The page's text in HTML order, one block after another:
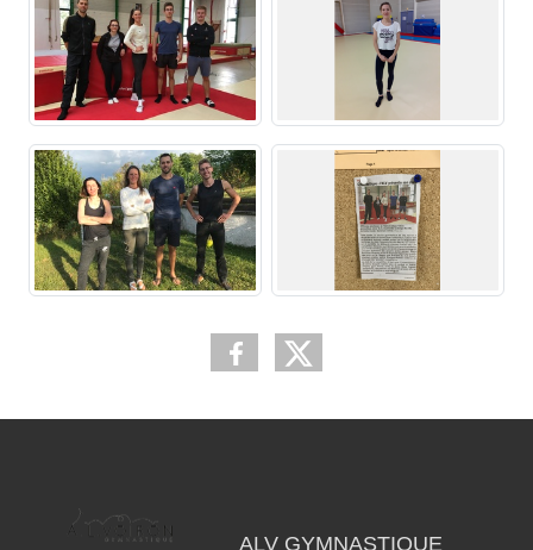
ALV GYMNASTIQUE